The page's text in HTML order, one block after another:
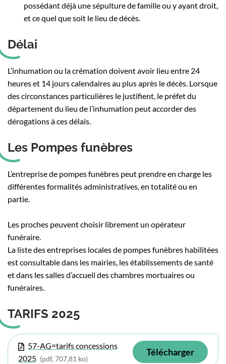
possédant déjà une sépulture de famille ou y ayant droit,
et ce quel que soit le lieu de décès.
Délai
L’inhumation ou la crémation doivent avoir lieu entre 24
heures et 14 jours calendaires au plus après le décès. Lorsque
des circonstances particulières le justifient, le préfet du
département du lieu de l’inhumation peut accorder des
dérogations à ces délais.
Les Pompes funèbres
L’entreprise de pompes funèbres peut prendre en charge les
différentes formalités administratives, en totalité ou en
partie.
Les proches peuvent choisir librement un opérateur
funéraire.
La liste des entreprises locales de pompes funèbres habilitées
est consultable dans les mairies, les établissements de santé
et dans les salles d’accueil des chambres mortuaires ou
funéraires.
TARIFS 2025
57-AG=tarifs concessions
2025 (pdf, 707,81 ko)
Télécharger